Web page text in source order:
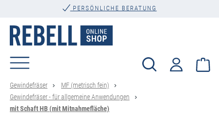
PERSÖNLICHE BERATUNG
Gewindefräser
MF (metrisch fein)
Gewindefräser - für allgemeine Anwendungen
mit Schaft HB (mit Mitnahmefläche)